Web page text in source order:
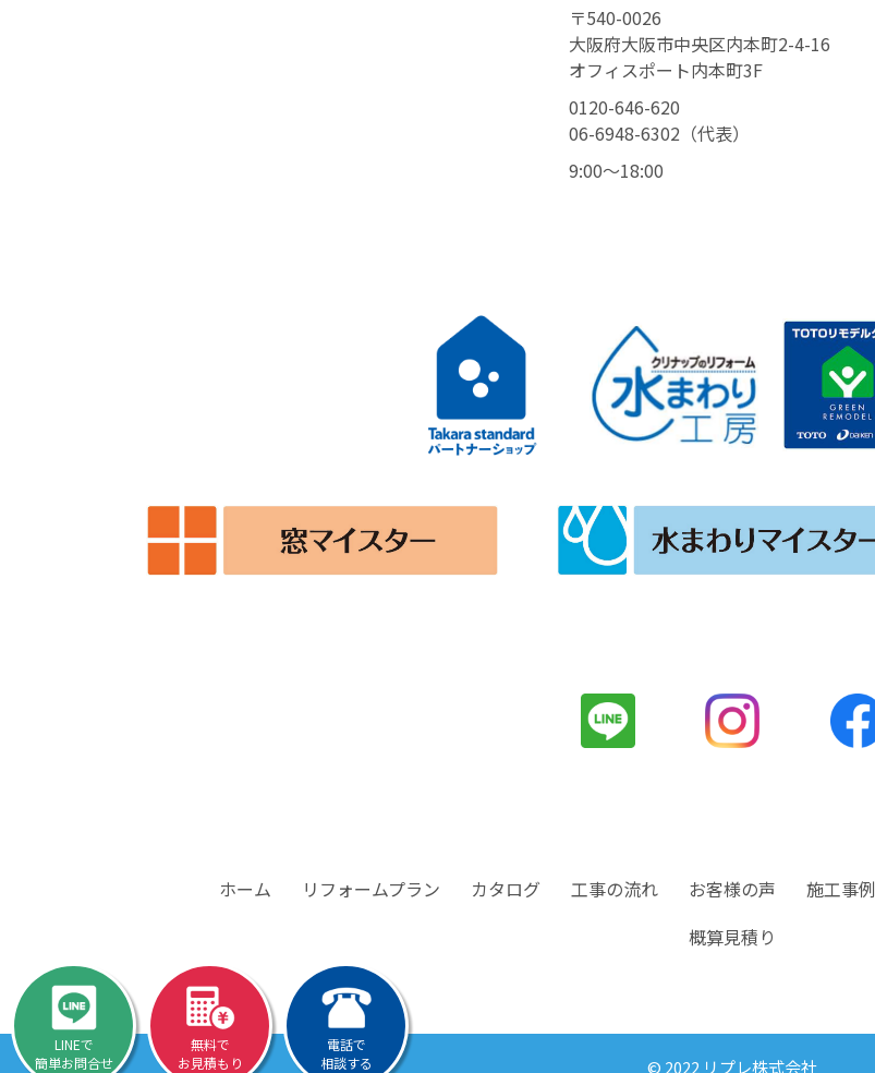
LINEで
簡単お問合せ
無料で
お見積もり
電話で
相談する
〒540-0026
大阪府大阪市中央区内本町2-4-16
オフィスポート内本町3F
0120-646-620
06-6948-6302（代表）
9:00〜18:00
ホーム リフォームプラン カタログ 工事の流れ お客様の声 施工事例
概算見積り
© 2022 リプレ株式会社